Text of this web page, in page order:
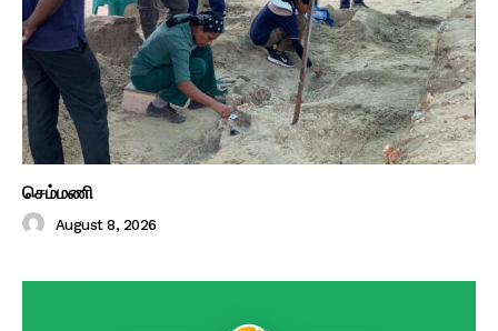
செம்மணி
August 8, 2026